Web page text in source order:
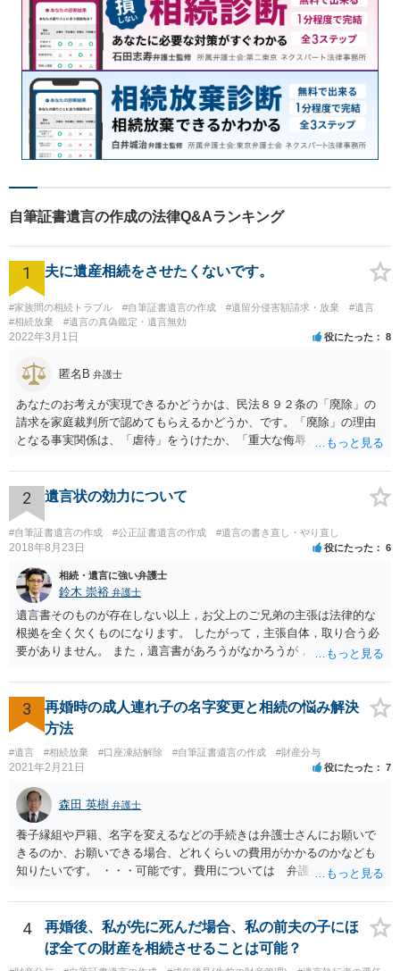
自筆証書遺言の作成の法律Q&Aランキング
1 夫に遺産相続をさせたくないです。
#家族間の相続トラブル #自筆証書遺言の作成 #遺留分侵害額請求・放棄
#遺言
#相続放棄
#遺言の真偽鑑定・遺言無効
2022年3月1日 役にたった 8
匿名B 弁護士
あなたのお考えが実現できるかどうかは、民法８９２条の「廃除」の
請求を家庭裁判所で認めてもらえるかどうか、です。「廃除」の理由
となる事実関係は、「虐待」をうけたか、「重大な侮辱」を受けた
「廃除」は遺言でも可能です（民法８９３条）。 弁護士に具体的な事
情を話して相談して、「廃除」が可能か、実際に法律相談を受けるこ
とをお勧めします。
2 遺言状の効力について
#自筆証書遺言の作成 #公正証書遺言の作成 #遺言の書き直し・やり直し
2018年8月23日 役にたった 6
相続・遺言に強い弁護士
鈴木 崇裕 弁護士
遺言書そのものが存在しない以上，お父上のご兄弟の主張は法律的な
根拠を全く欠くものになります。 したがって，主張自体，取り合う必
要がありません。 また，遺言書があろうがなかろうが，お父上のご兄
ご回答にもありますが， 代理人弁護士をたてて，その弁護士から相手
方に対して， ・相続に関する主張は法的根拠がなく，一切応じないこ
と ・今後一切の連絡をしてこないでほしいこと ・連絡を継続してくる
ようであれば警察への通報や法的措置も辞さないこと などを記載した
書面を発送してもらうことがよろしいように思います。
3
再婚時の成人連れ子の名字変更と相続の悩み解決
方法
#遺言 #相続放棄 #口座凍結解除 #自筆証書遺言の作成 #財産分与
2021年2月21日 役にたった 7
森田 英樹 弁護士
養子縁組や戸籍、名字を変えるなどの手続きは弁護士さんにお願いで
きるのか、お願いできる場合、どれくらいの費用がかかるのかなども
知りたいです。 ・・・可能です。費用については 弁護士と直接面談
ています。 やはり、成人した子のことまでごちゃごちゃ考えず、自分
の事だけ考えるべきなのでしょうか ・・・お子さんの事をまで含め良
い解決案があればお悩みになるのは当然と言えば当然のことです。 彼
と親子関係を結びたいと思っているが、名字は変えたくない・・・養
4
再婚後、私が先に死んだ場合、私の前夫の子にほ
ぼ全ての財産を相続させることは可能？